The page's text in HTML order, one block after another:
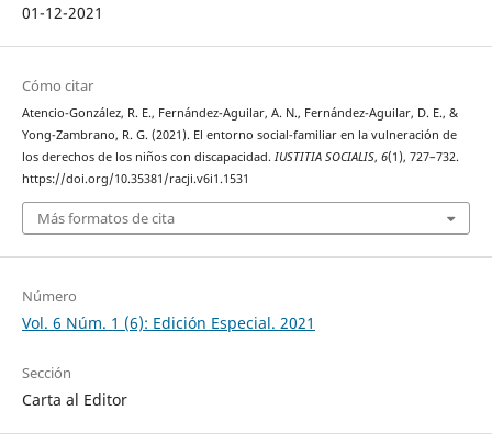
01-12-2021
Cómo citar
Atencio-González, R. E., Fernández-Aguilar, A. N., Fernández-Aguilar, D. E., &
Yong-Zambrano, R. G. (2021). El entorno social-familiar en la vulneración de
los derechos de los niños con discapacidad. IUSTITIA SOCIALIS, 6(1), 727–732.
https://doi.org/10.35381/racji.v6i1.1531
Más formatos de cita
Número
Vol. 6 Núm. 1 (6): Edición Especial. 2021
Sección
Carta al Editor